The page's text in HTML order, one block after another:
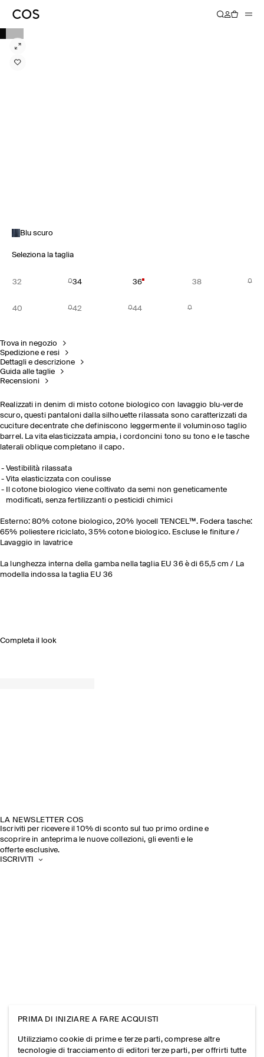
Blu scuro
Seleziona la taglia
32 34 36 38
40 42 44
Trova in negozio
Spedizione e resi
Dettagli e descrizione
Guida alle taglie
Recensioni
Realizzati in denim di misto cotone biologico con lavaggio blu-verde
scuro, questi pantaloni dalla silhouette rilassata sono caratterizzati da
cuciture decentrate che definiscono leggermente il voluminoso taglio
barrel. La vita elasticizzata ampia, i cordoncini tono su tono e le tasche
laterali oblique completano il capo.
Vestibilità rilassata
Vita elasticizzata con coulisse
Il cotone biologico viene coltivato da semi non geneticamente
modificati, senza fertilizzanti o pesticidi chimici
Esterno: 80% cotone biologico, 20% lyocell TENCEL™. Fodera tasche:
65% poliestere riciclato, 35% cotone biologico. Escluse le finiture /
Lavaggio in lavatrice
La lunghezza interna della gamba nella taglia EU 36 è di 65,5 cm / La
modella indossa la taglia EU 36
Completa il look
LA NEWSLETTER COS
Iscriviti per ricevere il 10% di sconto sul tuo primo ordine e
scoprire in anteprima le nuove collezioni, gli eventi e le
offerte esclusive.
ISCRIVITI
PRIMA DI INIZIARE A FARE ACQUISTI
Utilizziamo cookie di prime e terze parti, comprese altre
tecnologie di tracciamento di editori terze parti, per offrirti tutte